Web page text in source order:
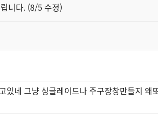
니다. (8/5 수정)
있네 그냥 싱글레이드나 주구장창만들지 왜